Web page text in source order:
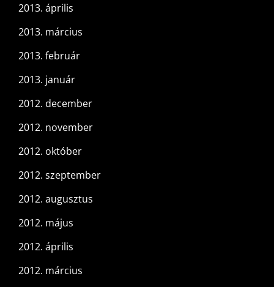
2013. április
2013. március
2013. február
2013. január
2012. december
2012. november
2012. október
2012. szeptember
2012. augusztus
2012. május
2012. április
2012. március